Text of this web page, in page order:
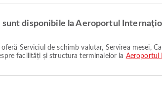
disponibile la Aeroportul
facilități și structura terminalelor la Aeroportul